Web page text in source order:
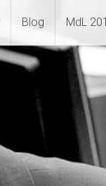
Blog MdL